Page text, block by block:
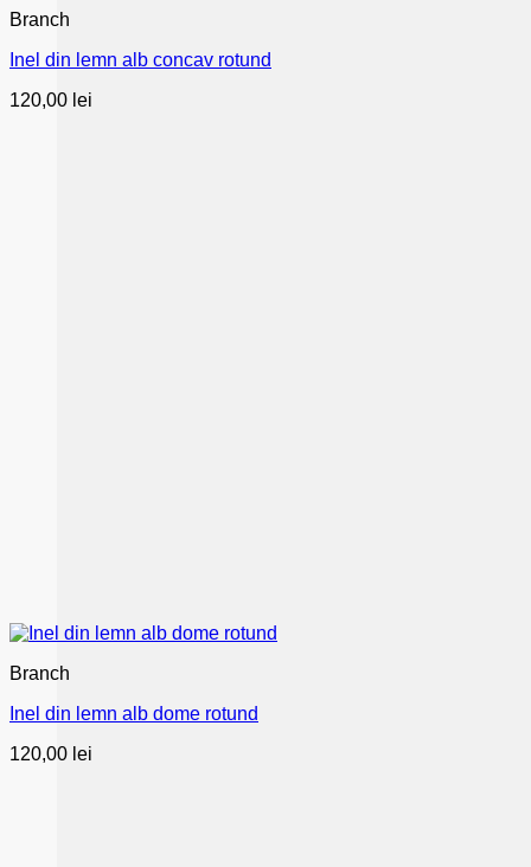
Branch
Inel din lemn alb concav rotund
120,00 lei
Branch
Inel din lemn alb dome rotund
120,00 lei